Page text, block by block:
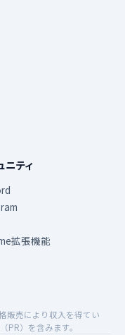
ニティ
拡張機能
販売により収入を得てい
PR）を含みます。